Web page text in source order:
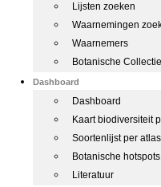
Lijsten zoeken
Waarnemingen
Waarnemers
Botanische
Dashboard
Dashboard
Kaart biodiversiteit
Soortenlijst per
Botanische hotspots
Literatuur